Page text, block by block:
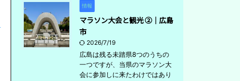
情報
マラソン大会と観光 ②｜広島
市
2026/7/19
広島は残る未踏県8つのうちの
一つですが、当県のマラソン大
会に参加しに来たわけではあり